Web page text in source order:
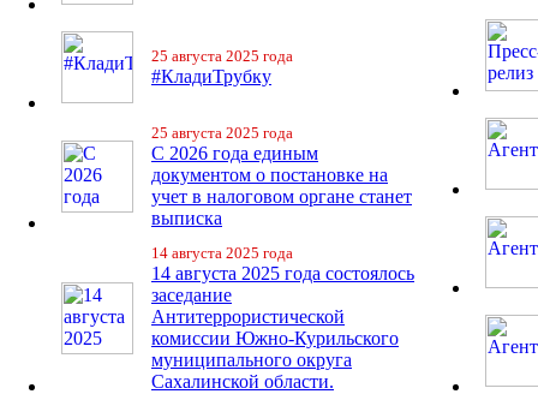
25 августа 2025 года
#КладиТрубку
25 августа 2025 года
С 2026 года единым
документом о постановке на
учет в налоговом органе станет
выписка
14 августа 2025 года
14 августа 2025 года состоялось
заседание
Антитеррористической
комиссии Южно-Курильского
муниципального округа
Сахалинской области.